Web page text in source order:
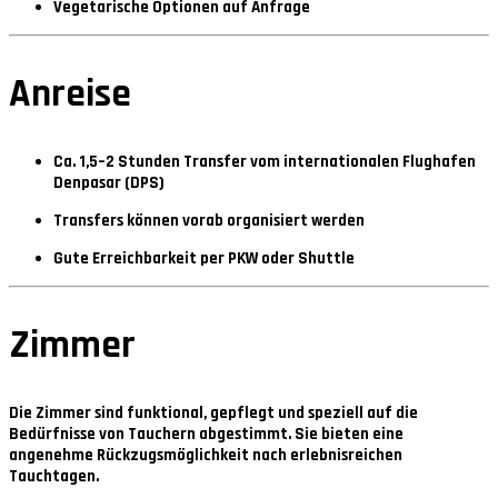
Vegetarische Optionen auf Anfrage
Anreise
Ca. 1,5–2 Stunden Transfervom internationalen Flughafen
Denpasar (DPS)
Transfers können vorab organisiert werden
Gute Erreichbarkeit per PKW oder Shuttle
Zimmer
Die Zimmer sind funktional, gepflegt und speziell auf die
Bedürfnisse von Tauchern abgestimmt. Sie bieten eine
angenehme Rückzugsmöglichkeit nach erlebnisreichen
Tauchtagen.